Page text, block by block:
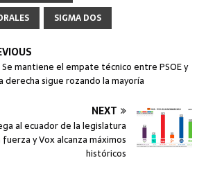
SIGMA DOS
Se mantiene el empate técnico entre PSOE y
derecha sigue rozando la mayoría
NEXT
al ecuador de la legislatura
y Vox alcanza máximos
históricos